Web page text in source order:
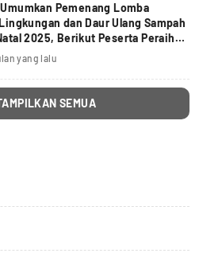
Pemenang Lomba
dan Daur Ulang Sampah
2025, Berikut Peserta Peraih
yang lalu
SEMUA